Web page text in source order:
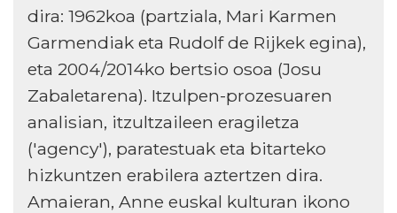
dira: 1962koa (partziala, Mari Karmen
Garmendiak eta Rudolf de Rijkek egina),
eta 2004/2014ko bertsio osoa (Josu
Zabaletarena). Itzulpen-prozesuaren
analisian, itzultzaileen eragiletza
('agency'), paratestuak eta bitarteko
hizkuntzen erabilera aztertzen dira.
Amaieran, Anne euskal kulturan ikono